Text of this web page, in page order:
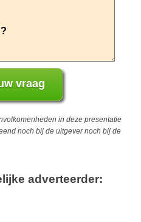
in deze presentatie
noch bij de uitgever noch bij de
adverteerder: